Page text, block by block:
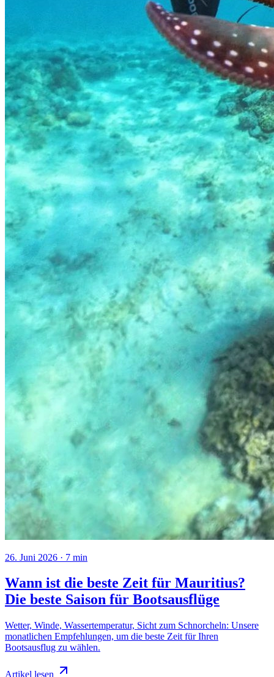
26. Juni 2026 · 7 min
Wann ist die beste Zeit für Mauritius?
Die beste Saison für Bootsausflüge
Wetter, Winde, Wassertemperatur, Sicht zum Schnorcheln: Unsere
monatlichen Empfehlungen, um die beste Zeit für Ihren
Bootsausflug zu wählen.
Artikel lesen